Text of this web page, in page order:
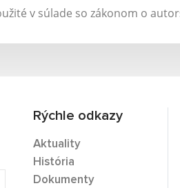
v súlade so zákonom o
Rýchle odkazy
Aktuality
História
Dokumenty